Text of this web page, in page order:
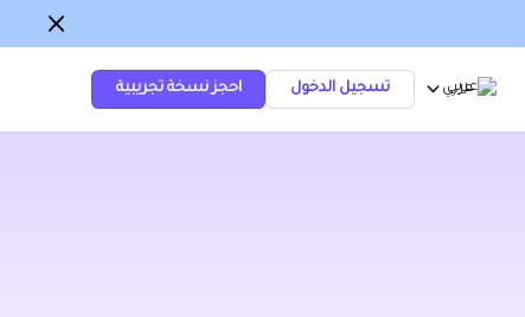
عربي تسجيل الدخول احجز نسخة تجريبية